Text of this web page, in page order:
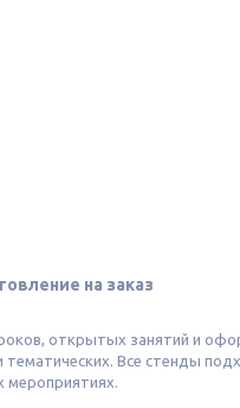
на заказ
открытых занятий и
Все стенды
мероприятиях.